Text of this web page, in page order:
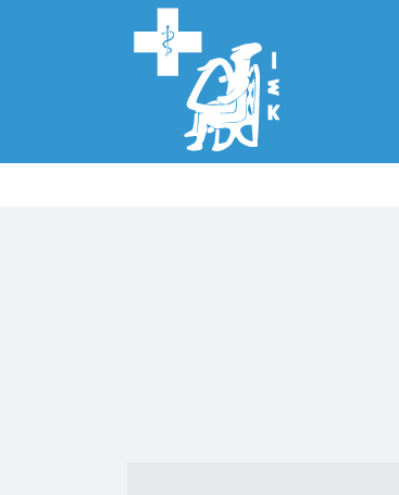
Αναζήτηση
για: